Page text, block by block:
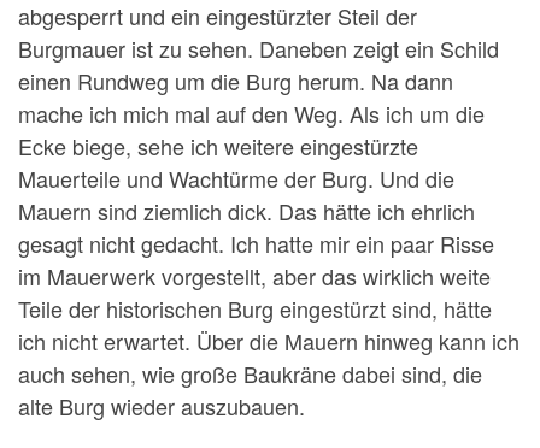
abgesperrt und ein eingestürzter Steil der
Burgmauer ist zu sehen. Daneben zeigt ein Schild
einen Rundweg um die Burg herum. Na dann
mache ich mich mal auf den Weg. Als ich um die
Ecke biege, sehe ich weitere eingestürzte
Mauerteile und Wachtürme der Burg. Und die
Mauern sind ziemlich dick. Das hätte ich ehrlich
gesagt nicht gedacht. Ich hatte mir ein paar Risse
im Mauerwerk vorgestellt, aber das wirklich weite
Teile der historischen Burg eingestürzt sind, hätte
ich nicht erwartet. Über die Mauern hinweg kann ich
auch sehen, wie große Baukräne dabei sind, die
alte Burg wieder auszubauen.